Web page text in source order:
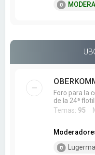
Foro para la
de la 24ª
Temas: 95